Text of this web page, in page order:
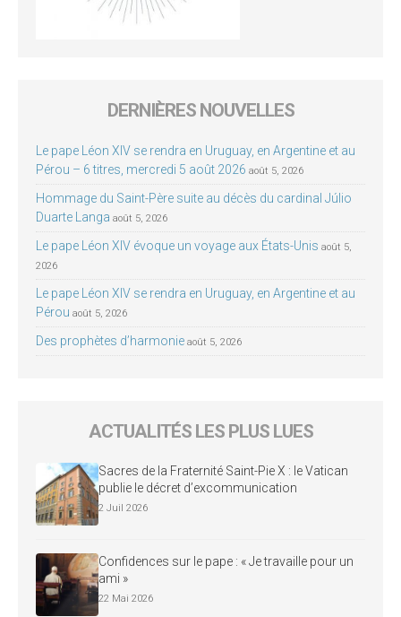
DERNIÈRES NOUVELLES
Le pape Léon XIV se rendra en Uruguay, en Argentine et au
Pérou – 6 titres, mercredi 5 août 2026 août 5, 2026
Hommage du Saint-Père suite au décès du cardinal Júlio
Duarte Langa août 5, 2026
Le pape Léon XIV évoque un voyage aux États-Unis août 5,
2026
Le pape Léon XIV se rendra en Uruguay, en Argentine et au
Pérou août 5, 2026
Des prophètes d’harmonie août 5, 2026
ACTUALITÉS LES PLUS LUES
Sacres de la Fraternité Saint-Pie X : le Vatican
publie le décret d’excommunication
2 Juil 2026
Confidences sur le pape : « Je travaille pour un
ami »
22 Mai 2026